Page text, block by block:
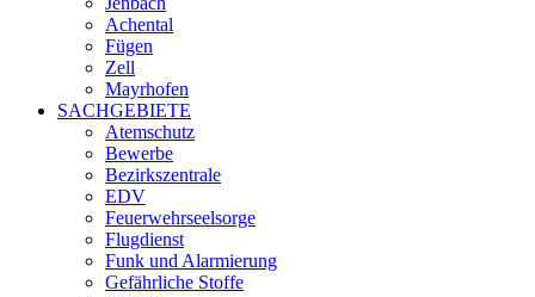
Achental
Fügen
Zell
Mayrhofen
SACHGEBIETE
Atemschutz
Bewerbe
Bezirkszentrale
EDV
Feuerwehrseelsorge
Flugdienst
Funk und Alarmierung
Gefährliche Stoffe